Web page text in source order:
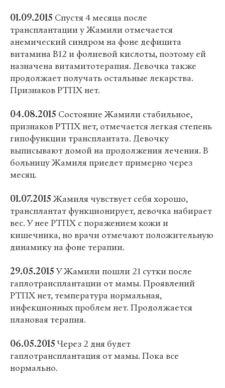
01.09.2015 Спустя 4 месяца после
трансплантации у Жамили отмечается
анемический синдром на фоне дефицита
витамина В12 и фолиевой кислоты, поэтому ей
назначена витамитотерапия. Девочка также
продолжает получать остальные лекарства.
Признаков РТПХ нет.
04.08.2015 Состояние Жамили стабильное,
признаков РТПХ нет, отмечается легкая степень
гипофункции трансплантата. Девочку
выписывают домой на продолжения лечения. В
больницу Жамиля приедет примерно через
месяц.
01.07.2015Жамиля чувствует себя хорошо,
трансплантат функционирует, девочка набирает
вес. У нее РТПХ с поражением кожи и
кишечника, но врачи отмечают положительную
динамику на фоне терапии.
29.05.2015У Жамили пошли 21 сутки после
гаплотрансплантации от мамы. Проявлений
РТПХ нет, температура нормальная,
инфекционных проблем нет. Продолжается
плановая терапия.
06.05.2015Через 2 дня будет
гаплотрансплантация от мамы. Пока все
нормально.